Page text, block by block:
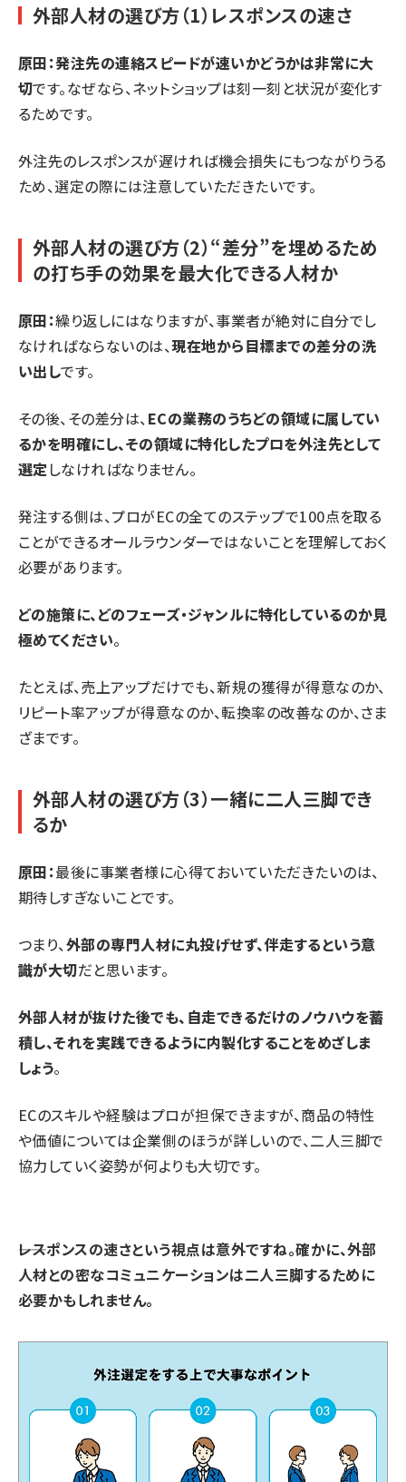
外部人材の選び方（1）レスポンスの速さ
原田：発注先の連絡スピードが速いかどうかは非常に大
切です。なぜなら、ネットショップは刻一刻と状況が変化す
るためです。
外注先のレスポンスが遅ければ機会損失にもつながりうる
ため、選定の際には注意していただきたいです。
外部人材の選び方（2）“差分”を埋めるため
の打ち手の効果を最大化できる人材か
原田：繰り返しにはなりますが、事業者が絶対に自分でし
なければならないのは、現在地から目標までの差分の洗
い出しです。
その後、その差分は、 ECの業務のうちどの領域に属してい
るかを明確にし、その領域に特化したプロを外注先として
選定 しなければなりません。
発注する側は、プロがECの全てのステップで100点を取る
ことができるオールラウンダーではないことを理解しておく
必要があります。
どの施策に、どのフェーズ・ジャンルに特化しているのか見
極めてください。
たとえば、売上アップだけでも、新規の獲得が得意なのか、
リピート率アップが得意なのか、転換率の改善なのか、さま
ざまです。
外部人材の選び方（3）一緒に二人三脚でき
るか
原田：最後に事業者様に心得ておいていただきたいのは、
期待しすぎないことです。
つまり、外部の専門人材に丸投げせず、伴走するという意
識が大切だと思います。
外部人材が抜けた後でも、自走できるだけのノウハウを蓄
積し、それを実践できるように内製化することをめざしま
しょう。
ECのスキルや経験はプロが担保できますが、商品の特性
や価値については企業側のほうが詳しいので、二人三脚で
協力していく姿勢が何よりも大切です。
⸺レスポンスの速さという視点は意外ですね。確かに、外部
人材との密なコミュニケーションは二人三脚するために
必要かもしれません。